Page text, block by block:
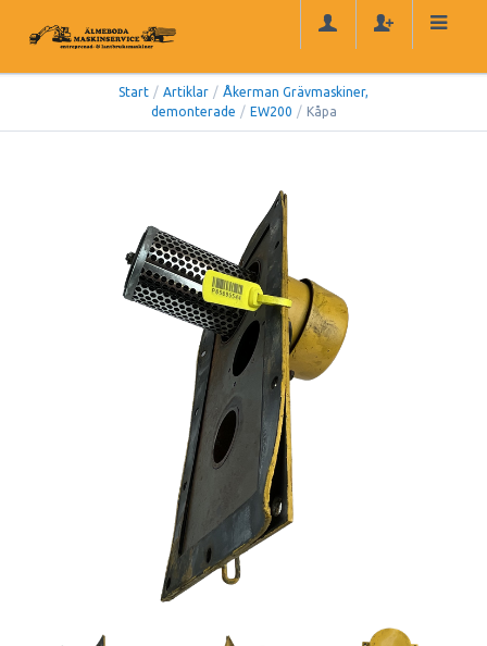
Start / Artiklar / Åkerman Grävmaskiner,
demonterade / EW200 / Kåpa